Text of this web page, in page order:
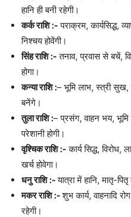
हानि ही बनी रहेगी।
कर्क राशि :- पराक्रम, कार्यसिद्ध,
निश्चय होवेंगी।
सिंह राशि :- तनाव, प्रवास से बचें,
होगा।
कन्या राशि :– भूमि लाभ, स्त्री सुख,
बनेंगे।
तुला राशि :– प्रसंग, वाहन भय,
परेशानी होगी।
वृश्चिक राशि :- कार्य सिद्ध, विरोध,
खर्च होवेगा।
धनु राशि :-यात्रा में हानि, मातृ-
मकर राशि :-शुभ कार्य, वाहनादि
रहेगी।